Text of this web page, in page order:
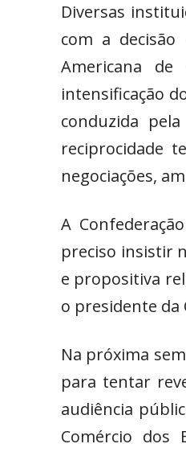
Diversas
com a
Americana
intensificação
conduzida
reciprocidade
negociações,
A
preciso insistir
e propositiva
o presidente da
Na próxima
para tentar
audiência
Comércio dos